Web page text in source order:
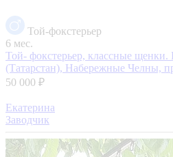
Той-фокстерьер
6 мес.
Той- фокстерьер, классные щенки.
(Татарстан), Набережные Челны,
50 000 ₽
Екатерина
Заводчик